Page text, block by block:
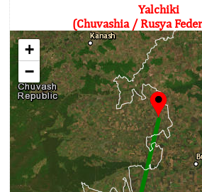
Yalchiki
(Chuvashia / Rusya
+
−